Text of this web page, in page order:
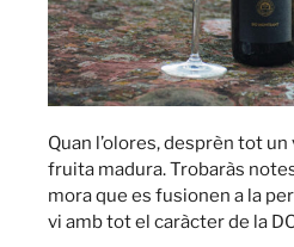
Quan l’olores, desprèn tot
fruita madura. Trobaràs
mora que es fusionen a la
vi amb tot el caràcter de la